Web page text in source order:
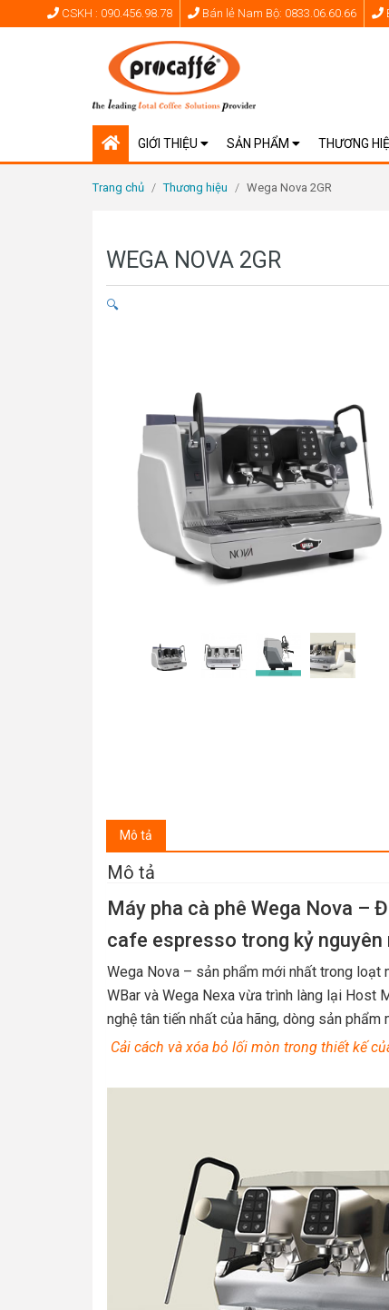
CSKH : 090.456.98.78 Bán lẻ Nam Bộ: 0833.06.60.66
GIỚI THIỆU SẢN PHẨM THƯƠNG
Trang chủ / Thương hiệu / Wega Nova 2GR
WEGA NOVA 2GR
🔍
Mô tả
Mô tả
Máy pha cà phê Wega Nova –
cafe espresso trong kỷ nguyên
Wega Nova – sản phẩm mới nhất trong loạt
WBar và Wega Nexa vừa trình làng lại
nghệ tân tiến nhất của hãng, dòng sản
Cải cách và xóa bỏ lối mòn trong thiết kế